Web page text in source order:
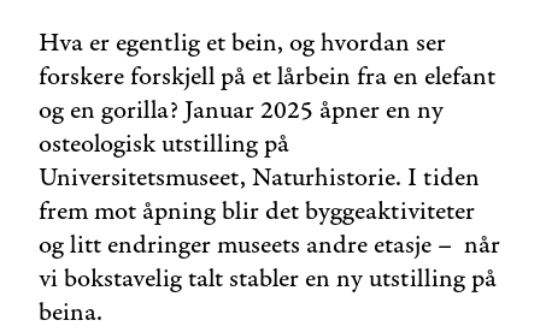
Hva er egentlig et bein, og hvordan ser
forskere forskjell på et lårbein fra en elefant
og en gorilla? Januar 2025 åpner en ny
osteologisk utstilling på
Universitetsmuseet, Naturhistorie. I tiden
frem mot åpning blir det byggeaktiviteter
og litt endringer museets andre etasje – når
vi bokstavelig talt stabler en ny utstilling på
beina.